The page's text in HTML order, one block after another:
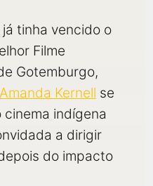
tinha vencido o
Filme
Gotemburgo,
Amanda Kernell se
indígena
a dirigir
do impacto